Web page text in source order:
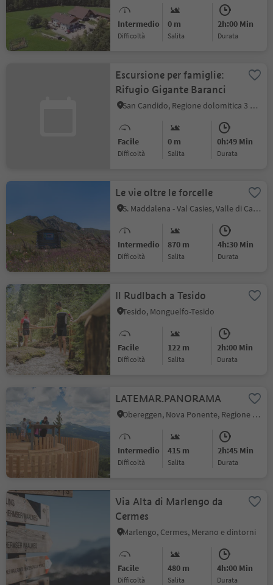
Intermedio
Difficoltà
0 m
Salita
2h:00 Min
durata
Escursione per famiglie:
Rifugio Gigante Baranci
San Candido, Regione dolomitica 3 Cime
Facile
Difficoltà
0 m
Salita
0h:49 Min
durata
Le vie oltre le forcelle
S. Maddalena - Val Casies, Valle di Casies
Intermedio
Difficoltà
870 m
Salita
4h:30 Min
durata
Il Rudlbach a Tesido
Tesido, Monguelfo-Tesido
Facile
Difficoltà
122 m
Salita
2h:00 Min
durata
LATEMAR.PANORAMA
Obereggen, Nova Ponente, Regione dolomitica Val d'Ega
Intermedio
Difficoltà
415 m
Salita
2h:45 Min
durata
Via Alta di Marlengo da
Cermes
Marlengo, Cermes, Merano e dintorni
Facile
Difficoltà
480 m
Salita
4h:00 Min
durata